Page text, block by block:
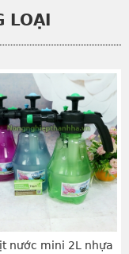
LOẠI
nước mini 2L nhựa